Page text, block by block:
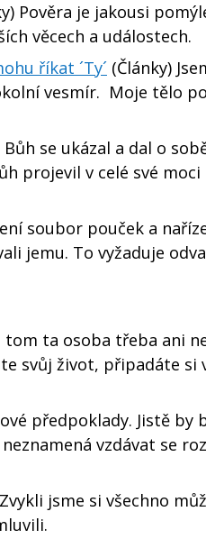
Pověra je jakousi
věcech a událostech.
říkat ´Ty´ (Články)
vesmír. Moje tělo
Bůh se ukázal a dal o
projevil v celé své moci
soubor pouček a
jemu. To vyžaduje
tom ta osoba třeba ani
svůj život, připadáte si
předpoklady. Jistě by
vzdávat se
jsme si všechno